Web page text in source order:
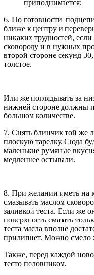
приподнимается;
6. По готовности,
ближе к центру и
никаких трудностей,
сковороду и в нужных
второй стороне секунд
толстое.
Или же поглядывать за
нижней стороне должны
большом количестве.
7. Снять блинчик той же
плоскую тарелку. Сюда
маленькие румяные
медленнее остывали.
8. При желании иметь на
смазывать маслом
заливкой теста. Если же
поверхность смазать
теста масла вполне
прилипнет. Можно смело
Также, перед каждой
тесто половником.